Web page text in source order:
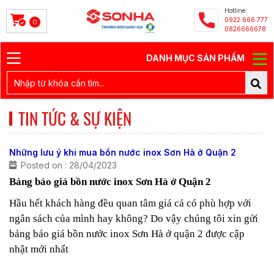
0
Hotline:
0922.666.777
0826666678
DANH MỤC SẢN PHẨM
TIN TỨC & SỰ KIỆN
Những lưu ý khi mua bồn nước inox Sơn Hà ở Quận 2
Posted on : 28/04/2023
Bảng báo giá bồn nước inox Sơn Hà ở Quận 2
Hầu hết khách hàng đều quan tâm giá cả có phù hợp với
ngân sách của mình hay không? Do vậy chúng tôi xin gửi
bảng báo giá bồn nước inox Sơn Hà ở quận 2 được cập
nhật mới nhất